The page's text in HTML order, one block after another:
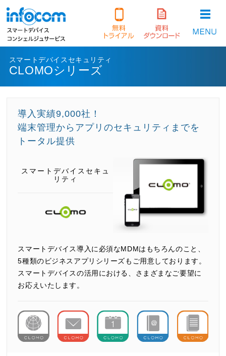
スマートデバイスセキュリティ
CLOMOシリーズ
導入実績9,000社！
端末管理からアプリのセキュリティまでを
トータル提供
スマートデバイスセキュ
リティ
スマートデバイス導入に必須なMDMはもちろんのこと、
5種類のビジネスアプリシリーズもご用意しております。
スマートデバイスの活用における、さまざまなご要望に
お応えいたします。